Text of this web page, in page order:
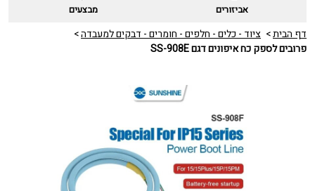
אביזורים מבצעים
דף הבית
ציוד - כלים - חלפים - חומרים - דבקים למעבדה
פרובים לספק כח איפונים דגם SS-908E